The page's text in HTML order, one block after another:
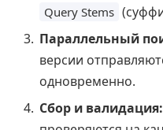
Query Stems
Параллельный
версии
одновременно.
Сбор и валидация: